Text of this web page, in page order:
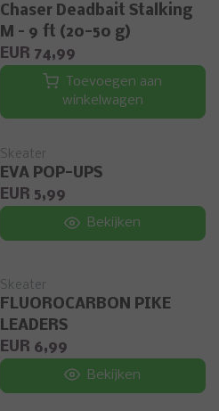
Chaser Deadbait Stalking
M – 9 ft (20-50 g)
EUR 74,99
Toevoegen aan
winkelwagen
Skeater
EVA POP-UPS
EUR 5,99
Bekijken
Skeater
FLUOROCARBON PIKE
LEADERS
EUR 6,99
Bekijken